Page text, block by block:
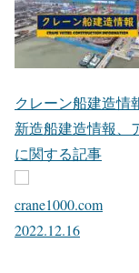
クレーン船建造情
新造船建造情報、
に関する記事
crane1000.com
2022.12.16